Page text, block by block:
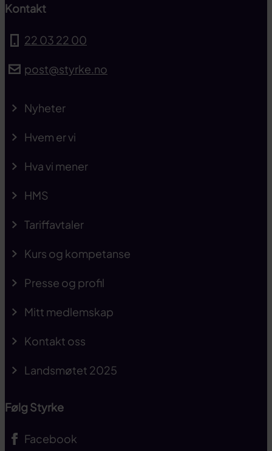
Kontakt
22 03 22 00
post@styrke.no
Nyheter
Hvem er vi
Hva vi mener
HMS
Tariffavtaler
Kurs og kompetanse
Presse og profil
Mitt medlemskap
Kontakt oss
Landsmøtet 2025
Følg Styrke
Facebook